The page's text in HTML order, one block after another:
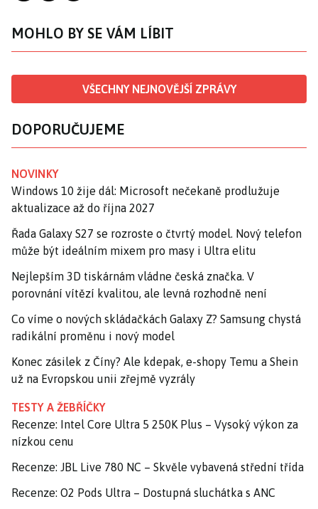
MOHLO BY SE VÁM LÍBIT
VŠECHNY NEJNOVĚJŠÍ ZPRÁVY
DOPORUČUJEME
NOVINKY
Windows 10 žije dál: Microsoft nečekaně prodlužuje
aktualizace až do října 2027
Řada Galaxy S27 se rozroste o čtvrtý model. Nový telefon
může být ideálním mixem pro masy i Ultra elitu
Nejlepším 3D tiskárnám vládne česká značka. V
porovnání vítězí kvalitou, ale levná rozhodně není
Co víme o nových skládačkách Galaxy Z? Samsung chystá
radikální proměnu i nový model
Konec zásilek z Číny? Ale kdepak, e-shopy Temu a Shein
už na Evropskou unii zřejmě vyzrály
TESTY A ŽEBŘÍČKY
Recenze: Intel Core Ultra 5 250K Plus – Vysoký výkon za
nízkou cenu
Recenze: JBL Live 780 NC – Skvěle vybavená střední třída
Recenze: O2 Pods Ultra – Dostupná sluchátka s ANC